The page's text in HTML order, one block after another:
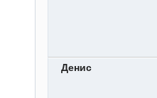
Денис